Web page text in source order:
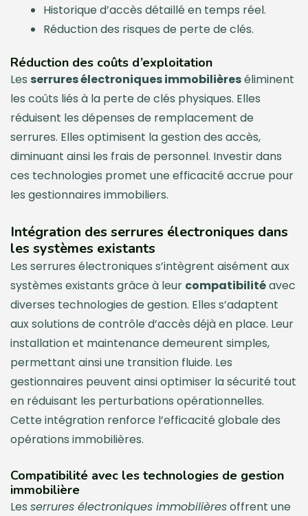
Historique d’accès détaillé en temps réel.
Réduction des risques de perte de clés.
Réduction des coûts d’exploitation
Les serrures électroniques immobilièreséliminent
les coûts liés à la perte de clés physiques. Elles
réduisent les dépenses de remplacement de
serrures. Elles optimisent la gestion des accès,
diminuant ainsi les frais de personnel. Investir dans
ces technologies promet une efficacité accrue pour
les gestionnaires immobiliers.
Intégration des serrures électroniques dans
les systèmes existants
Les serrures électroniques s’intègrent aisément aux
systèmes existants grâce à leur compatibilitéavec
diverses technologies de gestion. Elles s’adaptent
aux solutions de contrôle d’accès déjà en place. Leur
installation et maintenance demeurent simples,
permettant ainsi une transition fluide. Les
gestionnaires peuvent ainsi optimiser la sécurité tout
en réduisant les perturbations opérationnelles.
Cette intégration renforce l’efficacité globale des
opérations immobilières.
Compatibilité avec les technologies de gestion
immobilière
Les serrures électroniques immobilièresoffrent une